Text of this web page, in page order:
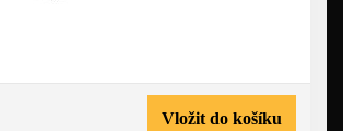
Vložit do košíku